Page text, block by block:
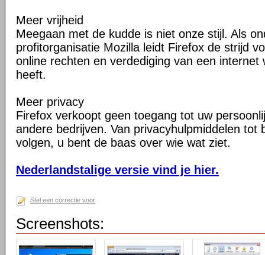
Meer vrijheid
Meegaan met de kudde is niet onze stijl. Als
profitorganisatie Mozilla leidt Firefox de strijd
online rechten en verdediging van een internet
heeft.
Meer privacy
Firefox verkoopt geen toegang tot uw
andere bedrijven. Van privacyhulpmiddelen tot
volgen, u bent de baas over wie wat ziet.
Nederlandstalige versie vind je hier.
Stel een correctie voor
Screenshots: